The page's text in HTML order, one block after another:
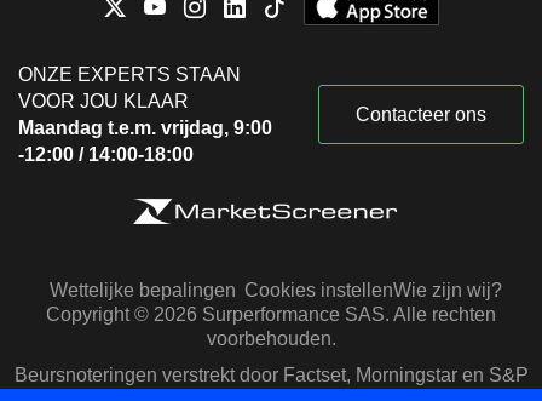
ONZE EXPERTS STAAN
VOOR JOU KLAAR
Maandag t.e.m. vrijdag, 9:00
-12:00 / 14:00-18:00
Contacteer ons
Wettelijke bepalingen Cookies instellenWie zijn wij?
Copyright © 2026 Surperformance SAS. Alle rechten
voorbehouden.
Beursnoteringen verstrekt door Factset, Morningstar en S&P